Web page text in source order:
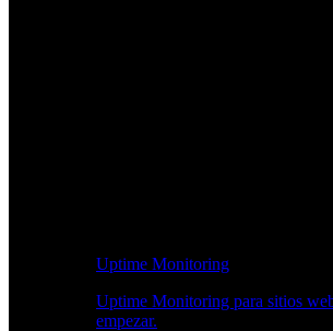
Uptime Monitoring
Uptime Monitoring para sitios
empezar.